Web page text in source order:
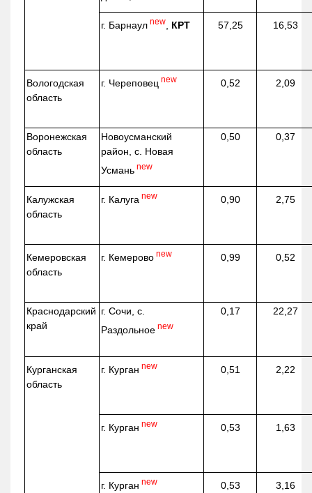
г. Барнаул new КРТ 57,25 16,53
Вологодская
область
г. Череповец new 0,52 2,09
Воронежская
область
Новоусманский
район, с. Новая
Усмань new
0,50 0,37
Калужская
область
г. Калуга new 0,90 2,75
Кемеровская
область
г. Кемерово new 0,99 0,52
Краснодарский
край
г. Сочи, с.
Раздольное new
0,17 22,27
Курганская
область
г. Курган new 0,51 2,22
г. Курган new 0,53 1,63
г. Курган new 0,53 3,16